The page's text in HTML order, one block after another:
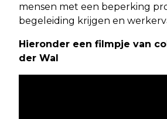
mensen met een beperking
begeleiding krijgen en
Hieronder een filmpje van
der Wal